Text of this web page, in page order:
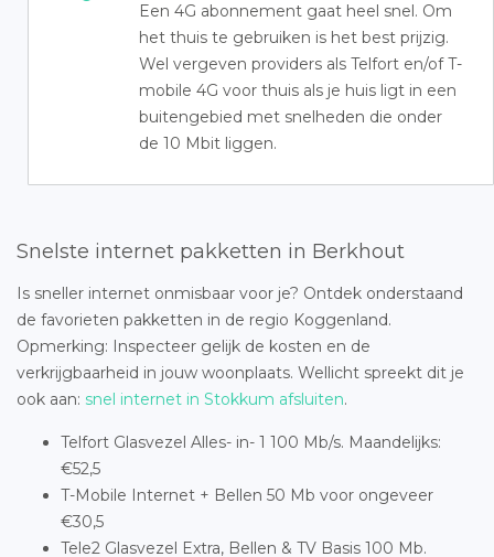
Een 4G abonnement gaat heel snel. Om
het thuis te gebruiken is het best prijzig.
Wel vergeven providers als Telfort en/of T-
mobile 4G voor thuis als je huis ligt in een
buitengebied met snelheden die onder
de 10 Mbit liggen.
Snelste internet pakketten in Berkhout
Is sneller internet onmisbaar voor je? Ontdek onderstaand
de favorieten pakketten in de regio Koggenland.
Opmerking: Inspecteer gelijk de kosten en de
verkrijgbaarheid in jouw woonplaats. Wellicht spreekt dit je
ook aan: snel internet in Stokkum afsluiten.
Telfort Glasvezel Alles- in- 1 100 Mb/s. Maandelijks:
€52,5
T-Mobile Internet + Bellen 50 Mb voor ongeveer
€30,5
Tele2 Glasvezel Extra, Bellen & TV Basis 100 Mb.